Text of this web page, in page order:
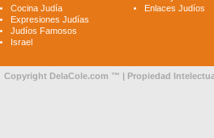
Cocina Judía
Expresiones Judías
Judíos Famosos
Israel
Enlaces Judíos
Copyright DelaCole.com ™ | Propiedad